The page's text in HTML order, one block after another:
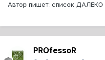
Автор пишет: список ДАЛЕКО
PROfessoR